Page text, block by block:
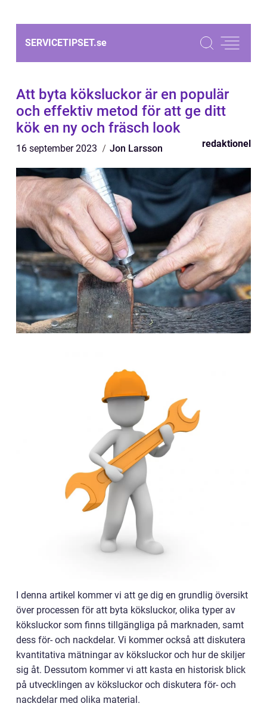
SERVICETIPSET.se
Att byta köksluckor är en populär
och effektiv metod för att ge ditt
kök en ny och fräsch look
16 september 2023 Jon Larsson redaktionel
I denna artikel kommer vi att ge dig en grundlig översikt
över processen för att byta köksluckor, olika typer av
köksluckor som finns tillgängliga på marknaden, samt
dess för- och nackdelar. Vi kommer också att diskutera
kvantitativa mätningar av köksluckor och hur de skiljer
sig åt. Dessutom kommer vi att kasta en historisk blick
på utvecklingen av köksluckor och diskutera för- och
nackdelar med olika material.